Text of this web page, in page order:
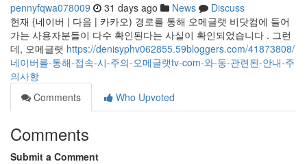
pennyfqwa078009 31 days ago News
Discuss
현재 {네이버 | 다음 | 카카오) 경로를 통해 오메글랫 비닷컴에 들어
가는 사용자분들이 다수 확인된다는 사실이 확인되었습니다 . 그런
데, 오메글랫 https://denisyphv062855.59bloggers.com/41873808/
네이버를-통해-접속-시-주의-오메글랫tv-com-와-동-관련된-안내-주
의사항
Comments
Who Upvoted
Comments
Submit a Comment